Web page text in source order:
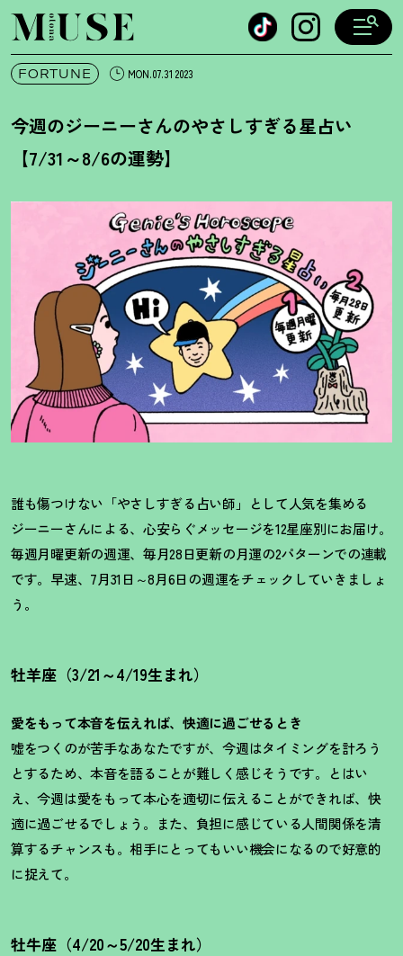
オトナミューズ ウェブ
FORTUNE MON.07.31 2023
今週のジーニーさんのやさしすぎる星占い
【7/31～8/6の運勢】
誰も傷つけない「やさしすぎる占い師」として人気を集める
ジーニーさんによる、心安らぐメッセージを12星座別にお届け。
毎週月曜更新の週運、毎月28日更新の月運の2パターンでの連載
です。早速、7月31日～8月6日の週運をチェックしていきましょ
う。
牡羊座（3/21～4/19生まれ）
愛をもって本音を伝えれば、快適に過ごせるとき
嘘をつくのが苦手なあなたですが、今週はタイミングを計ろう
とするため、本音を語ることが難しく感じそうです。とはい
え、今週は愛をもって本心を適切に伝えることができれば、快
適に過ごせるでしょう。また、負担に感じている人間関係を清
算するチャンスも。相手にとってもいい機会になるので好意的
に捉えて。
牡牛座（4/20～5/20生まれ）